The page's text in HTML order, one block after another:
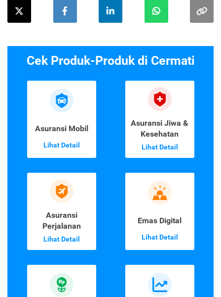
Cek Produk-Produk di Cermati
Asuransi Mobil
Lihat Detail
Asuransi Jiwa &
Kesehatan
Lihat Detail
Asuransi
Perjalanan
Lihat Detail
Emas Digital
Lihat Detail